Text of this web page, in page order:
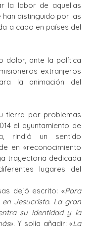
la labor de aquellas
distinguido por las
a cabo en países del
dolor, ante la política
extranjeros
la animación del
tierra por problemas
el ayuntamiento de
rindió un sentido
en «reconocimiento
trayectoria dedicada
lugares del
dejó escrito: «Para
Jesucristo. La gran
su identidad y la
». Y solía añadir: «La